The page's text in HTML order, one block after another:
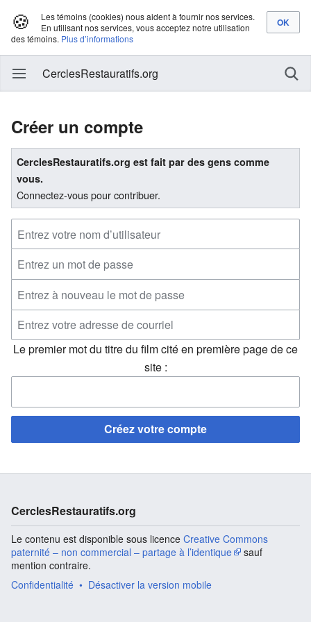
🍪
Les témoins (cookies) nous aident à fournir nos services.
En utilisant nos services, vous acceptez notre utilisation
des témoins. Plus d’informations
CerclesRestauratifs.org
Créer un compte
CerclesRestauratifs.org est fait par des gens comme
vous.
Connectez-vous pour contribuer.
Le premier mot du titre du film cité en première page de ce
site :
Créez votre compte
CerclesRestauratifs.org
Le contenu est disponible sous licence Creative Commons
paternité – non commercial – partage à l’identique
sauf
mention contraire.
Confidentialité
Désactiver la version mobile